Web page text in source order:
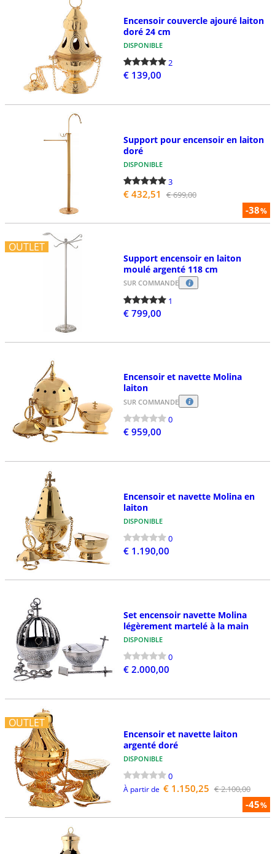
Encensoir couvercle ajouré laiton
doré 24 cm
DISPONIBLE
2
€ 139,00
-38%
Support pour encensoir en laiton
doré
DISPONIBLE
3
€ 432,51 € 699,00
OUTLET
Support encensoir en laiton
moulé argenté 118 cm
SUR COMMANDE
1
€ 799,00
Encensoir et navette Molina
laiton
SUR COMMANDE
0
€ 959,00
Encensoir et navette Molina en
laiton
DISPONIBLE
0
€ 1.190,00
Set encensoir navette Molina
légèrement martelé à la main
DISPONIBLE
0
€ 2.000,00
OUTLET
-45%
Encensoir et navette laiton
argenté doré
DISPONIBLE
0
À partir de € 1.150,25 € 2.100,00